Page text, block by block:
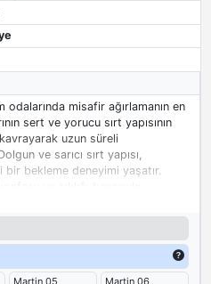
misafir ağırlamanın en
sert ve yorucu sırt yapısının
uzun süreli
ve sarıcı sırt yapısı,
bekleme deneyimi yaşatır.